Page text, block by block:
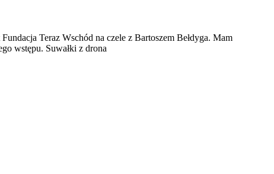
Teraz Wschód na czele z Bartoszem Bełdyga. Mam
wstępu. Suwałki z drona